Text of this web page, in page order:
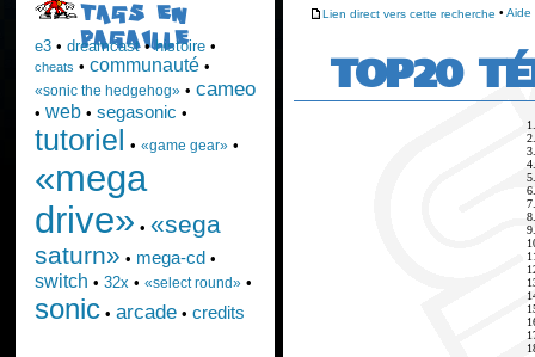
Lien direct vers cette recherche • Aide
TOP20
TAGS EN
PAGAILLE
e3• dreamcast•histoire•
cheats • communauté•
«sonic the hedgehog»• cameo
• web• segasonic •
tutoriel • «game gear»•
«mega
drive» • «sega
saturn» • mega-cd •
switch • 32x • «select round»•
sonic• arcade• credits